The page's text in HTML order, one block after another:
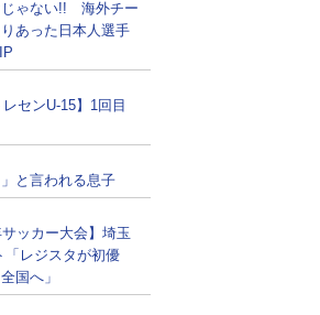
じゃない!! 海外チー
あった日本人選手
レセンU-15】1回目
と言われる息子
サッカー大会】埼玉
「レジスタが初優
国へ」